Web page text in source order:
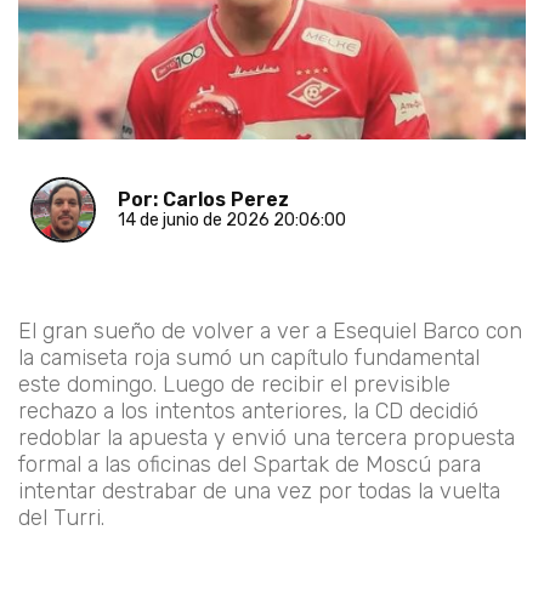
Por: Carlos Perez
14 de junio de 2026 20:06:00
El gran sueño de volver a ver a Esequiel Barco con
la camiseta roja sumó un capítulo fundamental
este domingo. Luego de recibir el previsible
rechazo a los intentos anteriores, la CD decidió
redoblar la apuesta y envió una tercera propuesta
formal a las oficinas del Spartak de Moscú para
intentar destrabar de una vez por todas la vuelta
del Turri.